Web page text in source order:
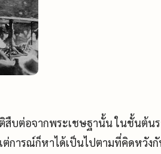
สืบต่อจากพระเชษฐานั้น ในชั้นต้น
การณ์ก็หาได้เป็นไปตามที่คิดหวัง